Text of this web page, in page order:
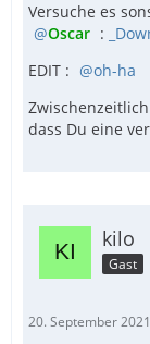
Versuche es
Oscar :
EDIT :
oh-ha
dass Du eine
kilo
Gast
20. September